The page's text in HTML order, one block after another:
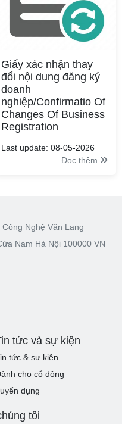
Giấy xác nhận thay
đổi nội dung đăng ký
doanh
nghiệp/Confirmatio Of
Changes Of Business
Registration
Last update: 08-05-2026
Đọc thêm
Nghệ Văn Lang
Nam Hà Nội 100000 VN
tức và sự kiện
tức & sự kiện
cho cổ đông
dụng
tôi